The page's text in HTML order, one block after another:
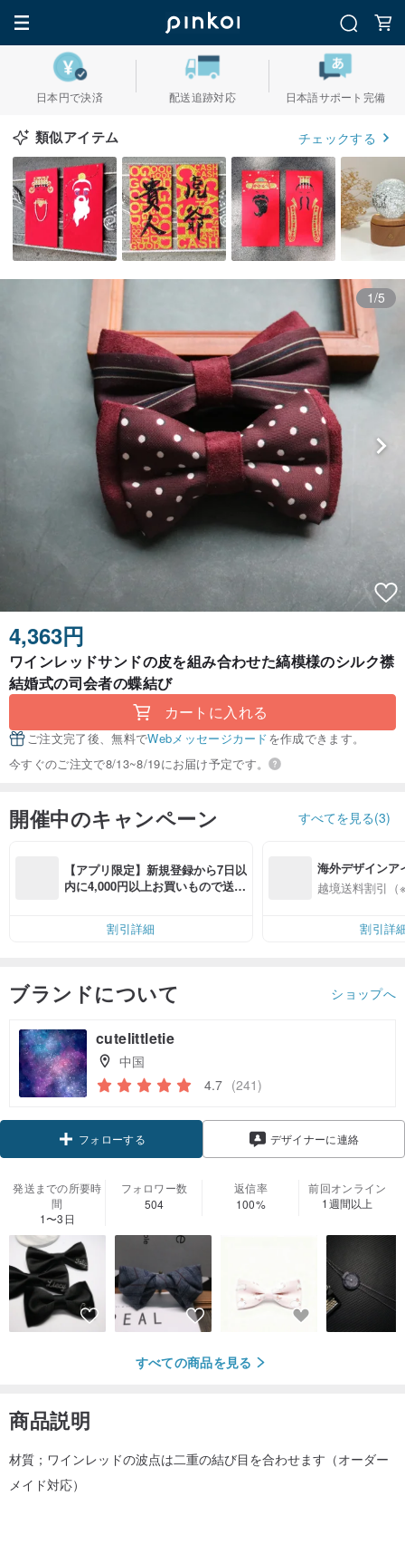
日本円で決済 配送追跡対応 日本語サポート完備
類似アイテム チェックする
1/5
4,363円
ワインレッドサンドの皮を組み合わせた縞模様のシルク襟
結婚式の司会者の蝶結び
カートに入れる
ご注文完了後、無料でWebメッセージカードを作成できます。
今すぐのご注文で8/13~8/19にお届け予定です。
開催中のキャンペーン すべてを見る(3)
【アプリ限定】新規登録から7日以
内に4,000円以上お買いもので送料
割引詳細
海外デザインア
入
越境送料割引（
割引詳
ブランドについて ショップへ
cutelittletie
中国
4.7 (241)
フォローする デザイナーに連絡
発送までの所要時
間
1〜3日
フォロワー数
504
返信率
100%
前回オンライン
1週間以上
すべての商品を見る
商品説明
材質；ワインレッドの波点は二重の結び目を合わせます（オーダー
メイド対応）